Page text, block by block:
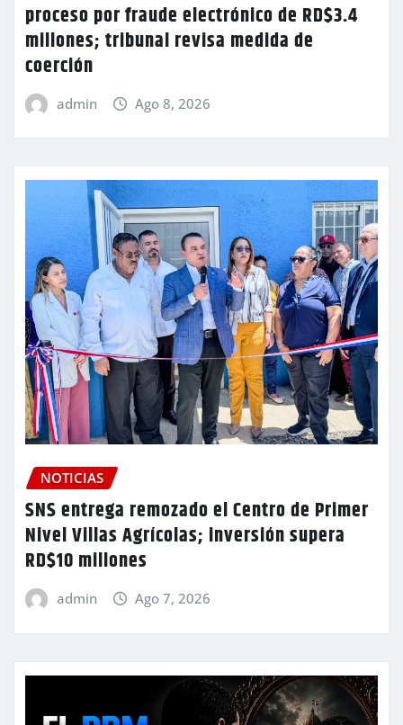
proceso por fraude electrónico de RD$3.4
millones; tribunal revisa medida de
coerción
admin Ago 8, 2026
NOTICIAS
SNS entrega remozado el Centro de Primer
Nivel Villas Agrícolas; inversión supera
RD$10 millones
admin Ago 7, 2026